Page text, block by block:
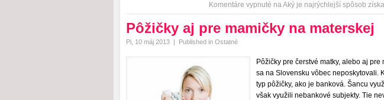
Komentáre vypnuté na Aký je najrýchlejší spôsob
Pôžičky aj pre mamičky na materskej
Pi, 10 máj 2013 | Published in Ostatné
Pôžičky pre čerstvé matky, alebo aj
sa na Slovensku vôbec neposkytovali.
typ pôžičky, ako je banková. Šancu
však využili nebankové subjekty. Tie